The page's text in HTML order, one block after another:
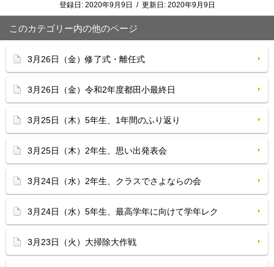
登録日: 2020年9月9日 / 更新日: 2020年9月9日
このカテゴリー内の他のページ
3月26日（金）修了式・離任式
3月26日（金）令和2年度都田小最終日
3月25日（木）5年生、1年間のふり返り
3月25日（木）2年生、思い出発表会
3月24日（水）2年生、クラスでさよならの会
3月24日（水）5年生、最高学年に向けて学年レク
3月23日（火）大掃除大作戦